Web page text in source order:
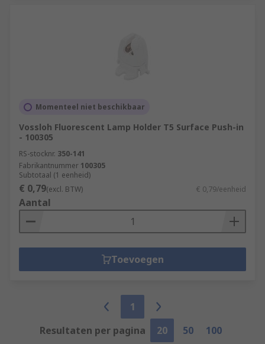
Momenteel niet beschikbaar
Vossloh Fluorescent Lamp Holder T5 Surface Push-in
- 100305
RS-stocknr. 350-141
Fabrikantnummer 100305
Subtotaal (1 eenheid)
€ 0,79(excl. BTW) € 0,79/eenheid
Aantal
Toevoegen
1
Resultaten per pagina
20 50 100